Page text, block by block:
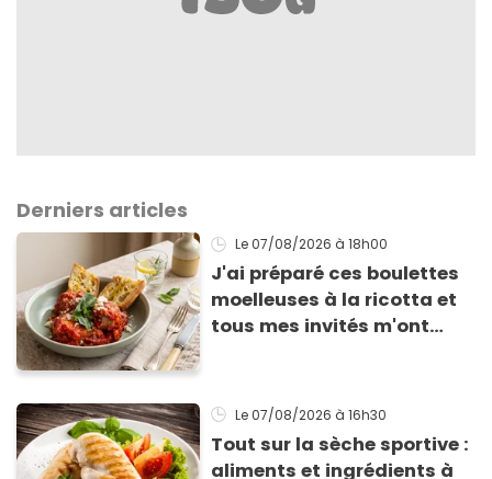
Derniers articles
Le 07/08/2026 à 18h00
J'ai préparé ces boulettes
moelleuses à la ricotta et
tous mes invités m'ont
Le 07/08/2026 à 16h30
Tout sur la sèche sportive :
aliments et ingrédients à